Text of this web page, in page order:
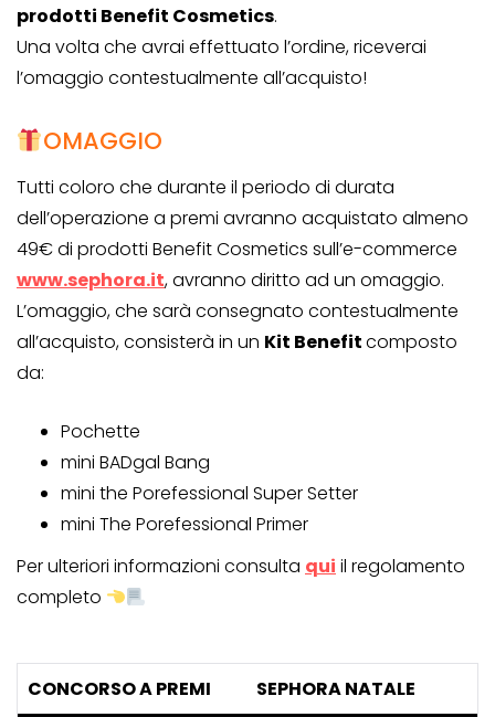
prodotti Benefit Cosmetics.
Una volta che avrai effettuato l’ordine, riceverai
l’omaggio contestualmente all’acquisto!
OMAGGIO
Tutti coloro che durante il periodo di durata
dell’operazione a premi avranno acquistato almeno
49€ di prodotti Benefit Cosmetics sull’e-commerce
www.sephora.it, avranno diritto ad un omaggio.
L’omaggio, che sarà consegnato contestualmente
all’acquisto, consisterà in un Kit Benefitcomposto
da:
Pochette
mini BADgal Bang
mini the Porefessional Super Setter
mini The Porefessional Primer
Per ulteriori informazioni consulta qui il regolamento
completo
CONCORSO A PREMI SEPHORA NATALE